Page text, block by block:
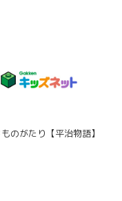
のがたり【平治物語】